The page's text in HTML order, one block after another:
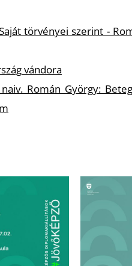
törvényei szerint -
vándora
Román György: